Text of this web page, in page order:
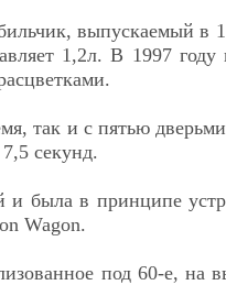
выпускаемый в
1,2л. В 1997
так и с пятью
секунд.
и была в принципе
Wagon.
под 60-е, на